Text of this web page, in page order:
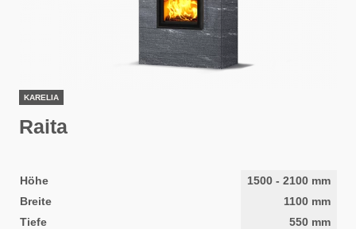
KARELIA
Raita
Höhe 1500 - 2100 mm
Breite
1100 mm
Tiefe
550 mm